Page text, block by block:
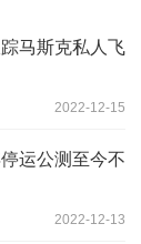
马斯克私人飞
2022-12-15
运公测至今不
2022-12-13